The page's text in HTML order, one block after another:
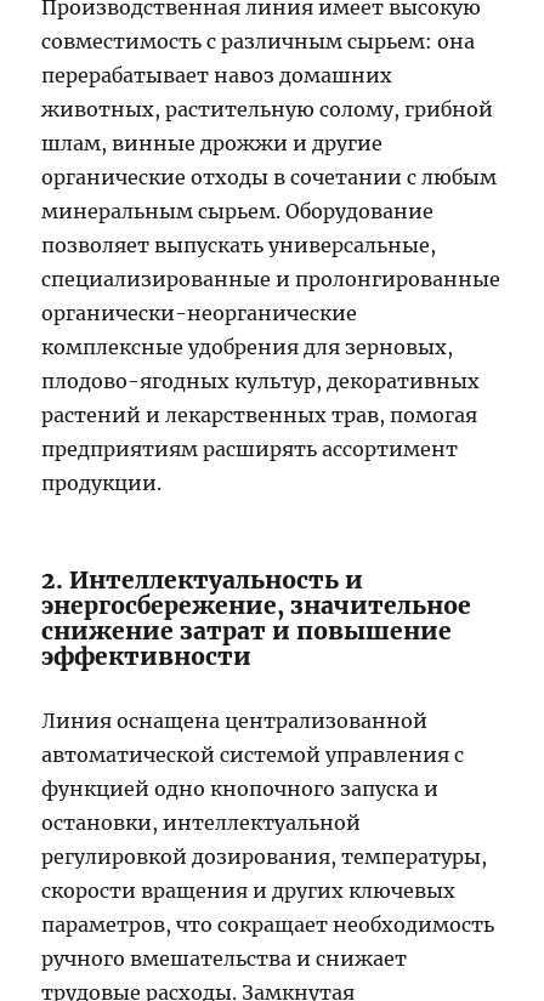
Производственная линия имеет высокую
совместимость с различным сырьем: она
перерабатывает навоз домашних
животных, растительную солому, грибной
шлам, винные дрожжи и другие
органические отходы в сочетании с любым
минеральным сырьем. Оборудование
позволяет выпускать универсальные,
специализированные и пролонгированные
органически-неорганические
комплексные удобрения для зерновых,
плодово-ягодных культур, декоративных
растений и лекарственных трав, помогая
предприятиям расширять ассортимент
продукции.
2. Интеллектуальность и
энергосбережение, значительное
снижение затрат и повышение
эффективности
Линия оснащена централизованной
автоматической системой управления с
функцией одно кнопочного запуска и
остановки, интеллектуальной
регулировкой дозирования, температуры,
скорости вращения и других ключевых
параметров, что сокращает необходимость
ручного вмешательства и снижает
трудовые расходы. Замкнутая